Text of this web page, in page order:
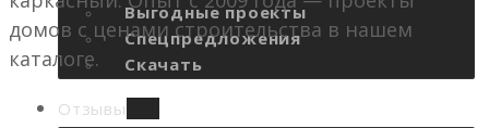
Выгодные проекты
Спецпредложения
Скачать
Отзывы
домов с ценами строительства в нашем
каталоге.